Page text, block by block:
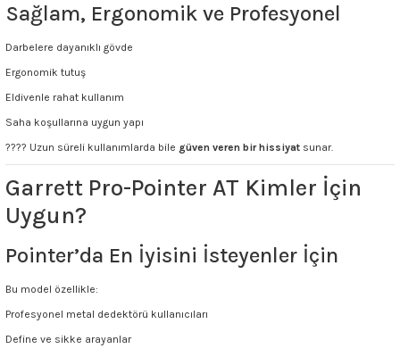
Sağlam, Ergonomik ve Profesyonel
Darbelere dayanıklı gövde
Ergonomik tutuş
Eldivenle rahat kullanım
Saha koşullarına uygun yapı
???? Uzun süreli kullanımlarda bile güven veren bir hissiyat sunar.
Garrett Pro-Pointer AT Kimler İçin
Uygun?
Pointer’da En İyisini İsteyenler İçin
Bu model özellikle:
Profesyonel metal dedektörü kullanıcıları
Define ve sikke arayanlar